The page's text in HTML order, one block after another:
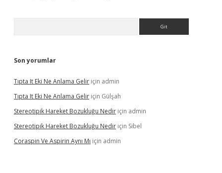
Son yorumlar
Tıpta It Eki Ne Anlama Gelir için admin
Tıpta It Eki Ne Anlama Gelir için Gülşah
Stereotipik Hareket Bozukluğu Nedir için admin
Stereotipik Hareket Bozukluğu Nedir için Sibel
Coraspin Ve Aspirin Aynı Mı için admin